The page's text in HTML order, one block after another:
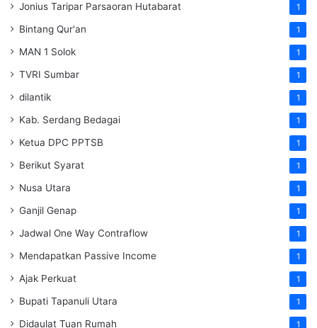
Jonius Taripar Parsaoran Hutabarat 1
Bintang Qur'an 1
MAN 1 Solok 1
TVRI Sumbar 1
dilantik 1
Kab. Serdang Bedagai 1
Ketua DPC PPTSB 1
Berikut Syarat 1
Nusa Utara 1
Ganjil Genap 1
Jadwal One Way Contraflow 1
Mendapatkan Passive Income 1
Ajak Perkuat 1
Bupati Tapanuli Utara 1
Didaulat Tuan Rumah 1